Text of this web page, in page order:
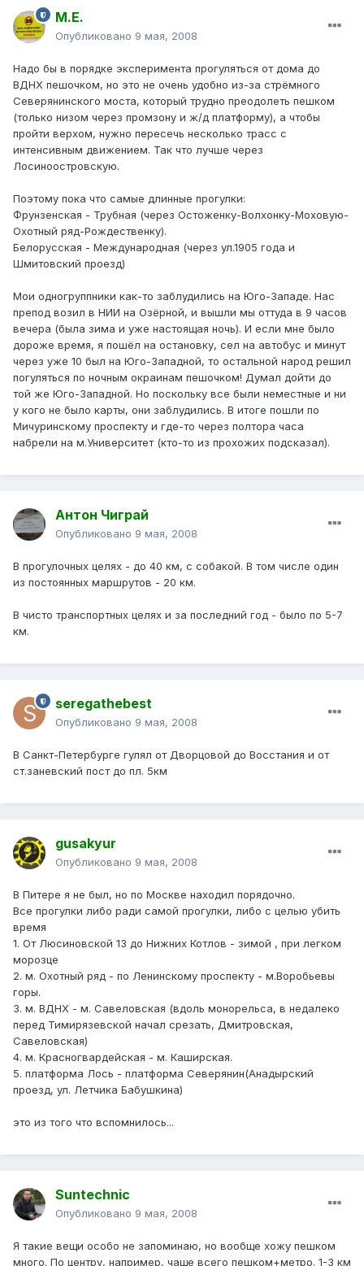
М.Е.
Опубликовано 9 мая, 2008
Надо бы в порядке эксперимента прогуляться от дома до
ВДНХ пешочком, но это не очень удобно из-за стрёмного
Северянинского моста, который трудно преодолеть пешком
(только низом через промзону и ж/д платформу), а чтобы
пройти верхом, нужно пересечь несколько трасс с
интенсивным движением. Так что лучше через
Лосиноостровскую.
Поэтому пока что самые длинные прогулки:
Фрунзенская - Трубная (через Остоженку-Волхонку-Моховую-
Охотный ряд-Рождественку).
Белорусская - Международная (через ул.1905 года и
Шмитовский проезд)
Мои одногруппники как-то заблудились на Юго-Западе. Нас
препод возил в НИИ на Озёрной, и вышли мы оттуда в 9 часов
вечера (была зима и уже настоящая ночь). И если мне было
дороже время, я пошёл на остановку, сел на автобус и минут
через уже 10 был на Юго-Западной, то остальной народ решил
погуляться по ночным окраинам пешочком! Думал дойти до
той же Юго-Западной. Но поскольку все были неместные и ни
у кого не было карты, они заблудились. В итоге пошли по
Мичуринскому проспекту и где-то через полтора часа
набрели на м.Университет (кто-то из прохожих подсказал).
Антон Чиграй
Опубликовано 9 мая, 2008
В прогулочных целях - до 40 км, с собакой. В том числе один
из постоянных маршрутов - 20 км.
В чисто транспортных целях и за последний год - было по 5-7
км.
seregathebest
Опубликовано 9 мая, 2008
В Санкт-Петербурге гулял от Дворцовой до Восстания и от
ст.заневский пост до пл. 5км
gusakyur
Опубликовано 9 мая, 2008
В Питере я не был, но по Москве находил порядочно.
Все прогулки либо ради самой прогулки, либо с целью убить
время
1. От Люсиновской 13 до Нижних Котлов - зимой , при легком
морозце
2. м. Охотный ряд - по Ленинскому проспекту - м.Воробьевы
горы.
3. м. ВДНХ - м. Савеловская (вдоль монорельса, в недалеко
перед Тимирязевской начал срезать, Дмитровская,
Савеловская)
4. м. Красногвардейская - м. Каширская.
5. платформа Лось - платформа Северянин(Анадырский
проезд, ул. Летчика Бабушкина)
это из того что вспомнилось...
Suntechnic
Опубликовано 9 мая, 2008
Я такие вещи особо не запоминаю, но вообще хожу пешком
много. По центру, например, чаще всего пешком+метро. 1-3 км